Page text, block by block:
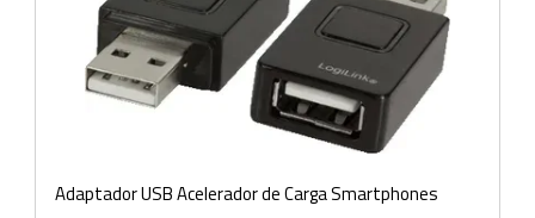
Adaptador USB Acelerador de Carga Smartphones